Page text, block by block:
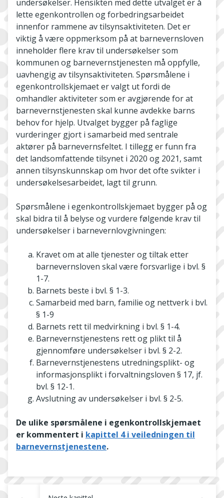
undersøkelser. Hensikten med dette utvalget er å
lette egenkontrollen og forbedringsarbeidet
innenfor rammene av tilsynsaktiviteten. Det er
viktig å være oppmerksom på at barnevernsloven
inneholder flere krav til undersøkelser som
kommunen og barnevernstjenesten må oppfylle,
uavhengig av tilsynsaktiviteten. Spørsmålene i
egenkontrollskjemaet er valgt ut fordi de
omhandler aktiviteter som er avgjørende for at
barnevernstjenesten skal kunne avdekke barns
behov for hjelp. Utvalget bygger på faglige
vurderinger gjort i samarbeid med sentrale
aktører på barnevernsfeltet. I tillegg er funn fra
det landsomfattende tilsynet i 2020 og 2021, samt
annen tilsynskunnskap om hvor det ofte svikter i
undersøkelsesarbeidet, lagt til grunn.
Spørsmålene i egenkontrollskjemaet bygger på og
skal bidra til å belyse og vurdere følgende krav til
undersøkelser i barnevernlovgivningen:
Kravet om at alle tjenester og tiltak etter
barnevernsloven skal være forsvarlige i bvl. §
1-7.
Barnets beste i bvl. § 1-3.
Samarbeid med barn, familie og nettverk i bvl.
§ 1-9
Barnets rett til medvirkning i bvl. § 1-4.
Barnevernstjenestens rett og plikt til å
gjennomføre undersøkelser i bvl. § 2-2.
Barnevernstjenestens utredningsplikt- og
informasjonsplikt i forvaltningsloven § 17, jf.
bvl. § 12-1.
Avslutning av undersøkelser i bvl. § 2-5.
De ulike spørsmålene i egenkontrollskjemaet
er kommentert i kapittel 4 i veiledningen til
barnevernstjenestene.